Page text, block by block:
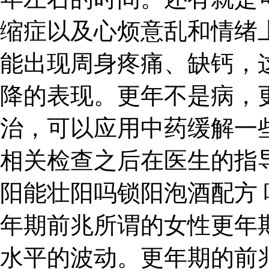
缩症以及心烦意乱和情绪
能出现周身疼痛、缺钙，
降的表现。更年不是病
治，可以应用中药缓解一
相关检查之后在医生的指
阳能壮阳吗锁阳泡酒配
年期前兆所谓的女性更年
水平的波动。更年期的